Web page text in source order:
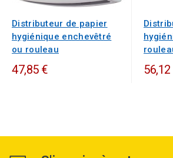
Distributeur de papier
hygiénique enchevêtré
ou rouleau
47,85 €